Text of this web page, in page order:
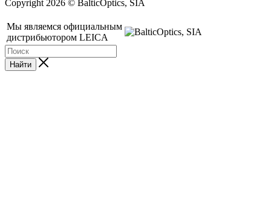
Copyright 2026 © BalticOptics, SIA
Мы являемся официальным
дистрибьютором LEICA
Найти